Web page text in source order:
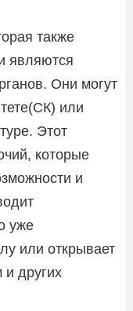
также
являются
Они могут
или
Этот
которые
и
уже
или открывает
других